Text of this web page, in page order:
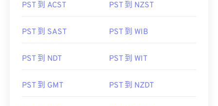
PST 到 ACST PST 到 NZST
PST 到 SAST PST 到 WIB
PST 到 NDT PST 到 WIT
PST 到 GMT PST 到 NZDT